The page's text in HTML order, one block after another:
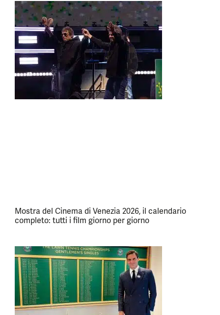
Mostra del Cinema di Venezia 2026, il calendario
completo: tutti i film giorno per giorno